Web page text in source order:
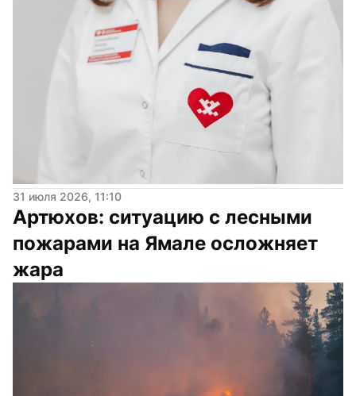
31 июля 2026, 11:10
Артюхов: ситуацию с лесными
пожарами на Ямале осложняет
жара